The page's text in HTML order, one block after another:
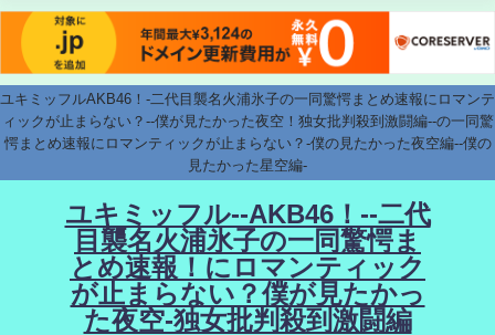
ユキミッフルAKB46！-二代目襲名火浦氷子の一同驚愕まとめ速報にロマンテ
ィックが止まらない？--僕が見たかった夜空！独女批判殺到激闘編--の一同驚
愕まとめ速報にロマンティックが止まらない？-僕の見たかった夜空編--僕の
見たかった星空編-
ユキミッフル--AKB46！--二代
目襲名火浦氷子の一同驚愕ま
とめ速報！にロマンティック
が止まらない？僕が見たかっ
た夜空-独女批判殺到激闘編